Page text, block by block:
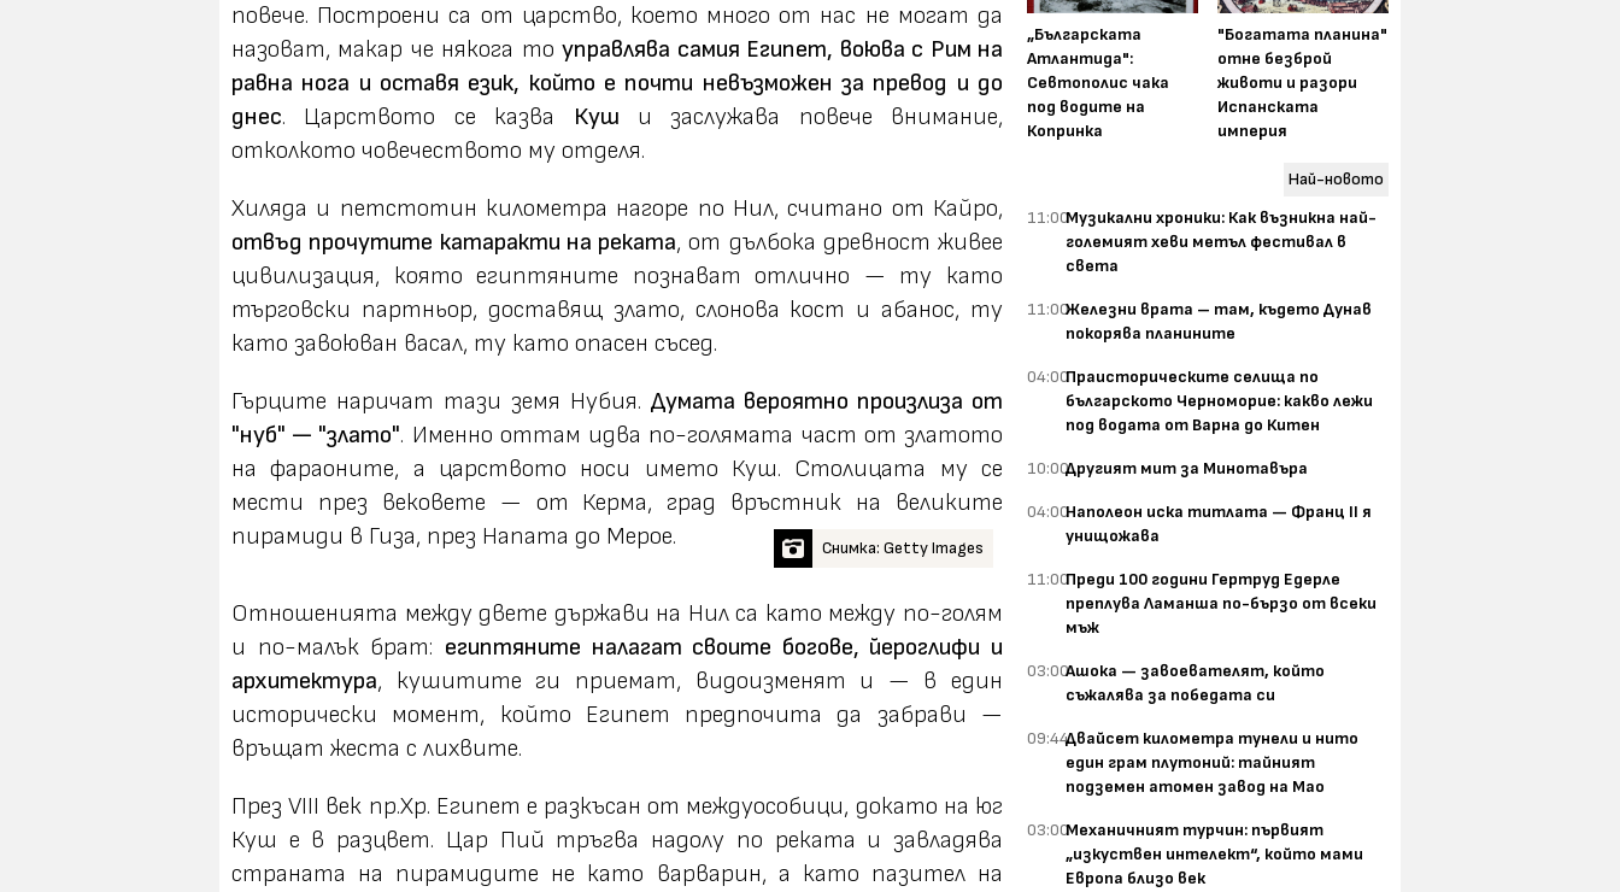
повече. Построени са от царство, което много от нас не могат да
назоват, макар че някога тоуправлява самия Египет, воюва с Рим на
равна нога и оставя език, който е почти невъзможен за превод и до
днес. Царството се казва Куш и заслужава повече внимание,
отколкото човечеството му отделя.
Хиляда и петстотин километра нагоре по Нил, считано от Кайро,
отвъд прочутите катаракти на реката, от дълбока древност живее
цивилизация, която египтяните познават отлично — ту като
търговски партньор, доставящ злато, слонова кост и абанос, ту
като завоюван васал, ту като опасен съсед.
Гърците наричат тази земя Нубия. Думата вероятно произлиза от
"нуб" — "злато". Именно оттам идва по-голямата част от златото
на фараоните, а царството носи името Куш. Столицата му се
мести през вековете — от Керма, град връстник на великите
пирамиди в Гиза, през Напата до Мерое.
Снимка: Getty Images
Отношенията между двете държави на Нил са като между по-голям
и по-малък брат: египтяните налагат своите богове, йероглифи и
архитектура, кушитите ги приемат, видоизменят и — в един
исторически момент, който Египет предпочита да забрави —
връщат жеста с лихвите.
През VIII век пр.Хр. Египет е разкъсан от междуособици, докато на юг
Куш е в разцвет. Цар Пий тръгва надолу по реката и завладява
страната на пирамидите не като варварин, а като пазител на
„Българската
Атлантида":
Севтополис чака
под водите на
Копринка
"Богатата планина"
отне безброй
животи и разори
Испанската
империя
Най-новото
11:00Музикални хроники: Как възникна най-
големият хеви метъл фестивал в
света
11:00Железни врата – там, където Дунав
покорява планините
04:00Праисторическите селища по
българското Черноморие: какво лежи
под водата от Варна до Китен
10:00Другият мит за Минотавъра
04:00Наполеон иска титлата — Франц II я
унищожава
11:00Преди 100 години Гертруд Едерле
преплува Ламанша по-бързо от всеки
мъж
03:00Ашока — завоевателят, който
съжалява за победата си
09:44Двайсет километра тунели и нито
един грам плутоний: тайният
подземен атомен завод на Мао
03:00Механичният турчин: първият
„изкуствен интелект“, който мами
Европа близо век